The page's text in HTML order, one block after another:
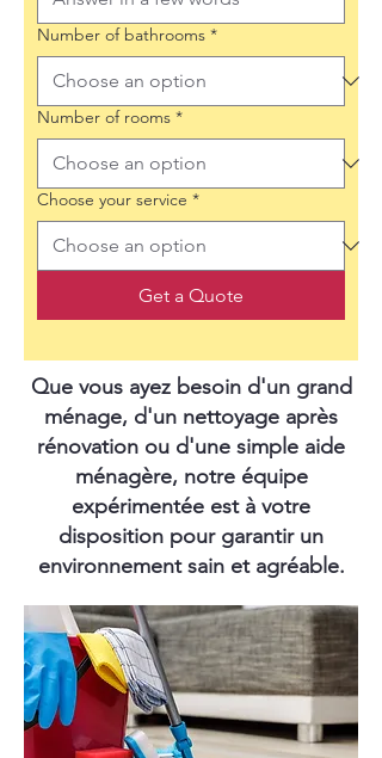
Number of bathrooms *
Number of rooms *
Choose your service *
Get a Quote
Que vous ayez besoin d'un grand
ménage, d'un nettoyage après
rénovation ou d'une simple aide
ménagère, notre équipe
expérimentée est à votre
disposition pour garantir un
environnement sain et agréable.